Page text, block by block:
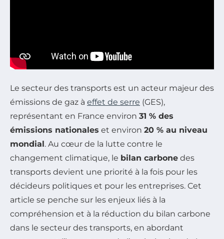
Le secteur des transports est un acteur majeur des
émissions de gaz à effet de serre (GES),
représentant en France environ 31 % des
émissions nationales et environ 20 % au niveau
mondial. Au cœur de la lutte contre le
changement climatique, le bilan carbone des
transports devient une priorité à la fois pour les
décideurs politiques et pour les entreprises. Cet
article se penche sur les enjeux liés à la
compréhension et à la réduction du bilan carbone
dans le secteur des transports, en abordant